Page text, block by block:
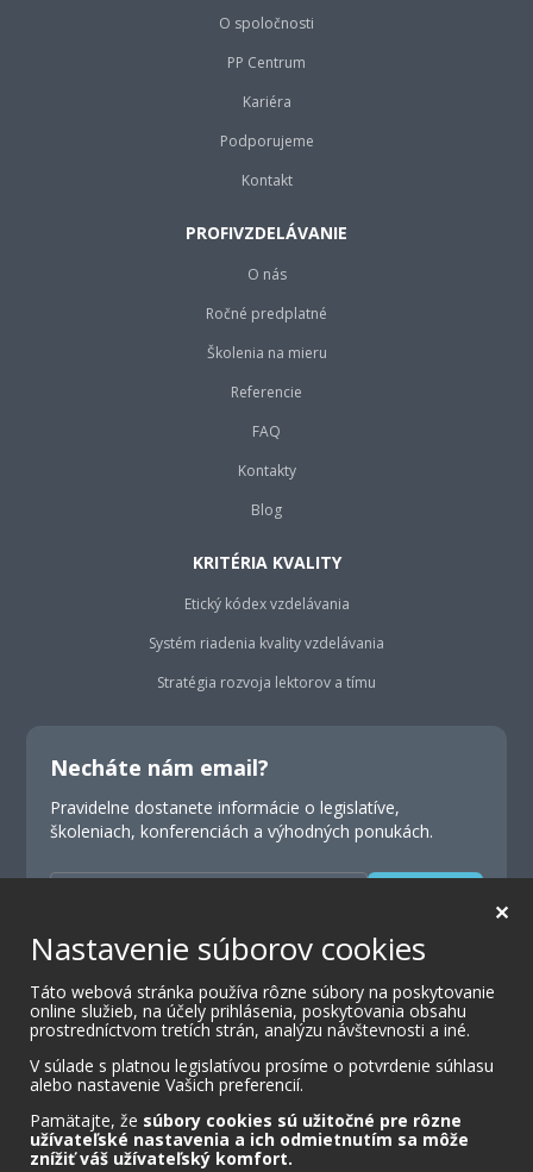
Nastavenie súborov cookies
Táto webová stránka používa rôzne súbory na poskytovanie
online služieb, na účely prihlásenia, poskytovania obsahu
prostredníctvom tretích strán, analýzu návštevnosti a iné.
V súlade s platnou legislatívou prosíme o potvrdenie súhlasu
alebo nastavenie Vašich preferencií.
Pamätajte, že súbory cookies sú užitočné pre rôzne
užívateľské nastavenia a ich odmietnutím sa môže
znížiť váš užívateľský komfort.
✕
O spoločnosti
PP Centrum
Kariéra
Podporujeme
Kontakt
PROFIVZDELÁVANIE
O nás
Ročné predplatné
Školenia na mieru
Referencie
FAQ
Kontakty
Blog
KRITÉRIA KVALITY
Etický kódex vzdelávania
Systém riadenia kvality vzdelávania
Stratégia rozvoja lektorov a tímu
Necháte nám email?
Pravidelne dostanete informácie o legislatíve,
školeniach, konferenciách a výhodných ponukách.
Odoslaním formulára súhlasíte s doručovaním
marketingovej komunikácie.